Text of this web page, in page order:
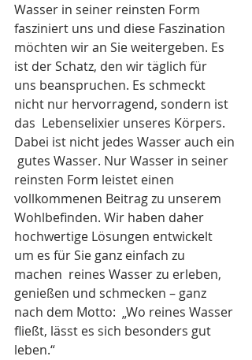
Wasser in seiner reinsten Form
fasziniert uns und diese Faszination
möchten wir an Sie weitergeben. Es
ist der Schatz, den wir täglich für
uns beanspruchen. Es schmeckt
nicht nur hervorragend, sondern ist
das  Lebenselixier unseres Körpers.
Dabei ist nicht jedes Wasser auch ein
gutes Wasser. Nur Wasser in seiner
reinsten Form leistet einen
vollkommenen Beitrag zu unserem
Wohlbefinden. Wir haben daher
hochwertige Lösungen entwickelt
um es für Sie ganz einfach zu
machen  reines Wasser zu erleben,
genießen und schmecken – ganz
nach dem Motto:  „Wo reines Wasser
fließt, lässt es sich besonders gut
leben.“